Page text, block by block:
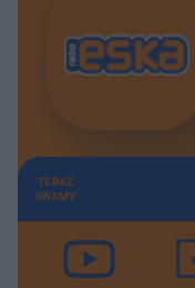
TERAZ
GRAMY